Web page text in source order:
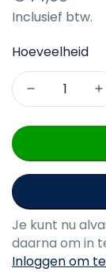
prijs
Inclusief btw.
Hoeveelheid
Je kunt nu
daarna om in
Inloggen om